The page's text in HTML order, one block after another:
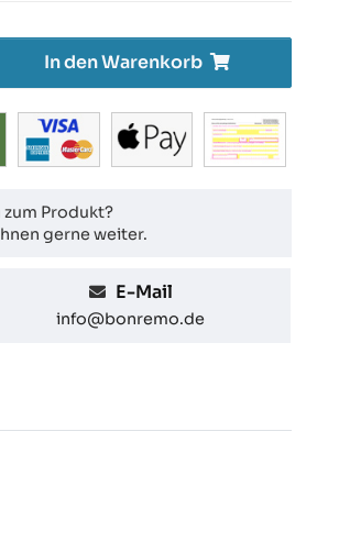
In den Warenkorb
zum Produkt?
gerne weiter.
E-Mail
info@bonremo.de